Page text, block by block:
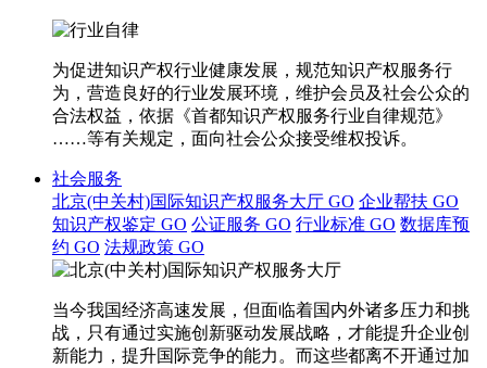
为促进知识产权行业健康发展，规范知识产权服务行
为，营造良好的行业发展环境，维护会员及社会公众的
合法权益，依据《首都知识产权服务行业自律规范》
……等有关规定，面向社会公众接受维权投诉。
社会服务
北京(中关村)国际知识产权服务大厅 GO 企业帮扶 GO
知识产权鉴定 GO 公证服务 GO 行业标准 GO 数据库预
约 GO 法规政策 GO
当今我国经济高速发展，但面临着国内外诸多压力和挑
战，只有通过实施创新驱动发展战略，才能提升企业创
新能力，提升国际竞争的能力。而这些都离不开通过加